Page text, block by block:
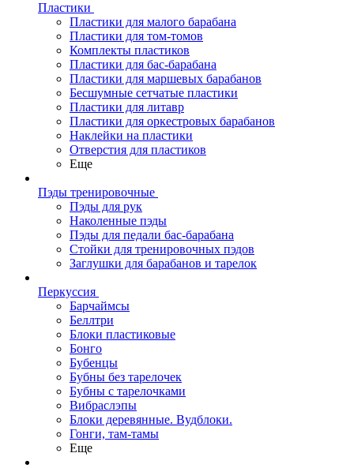
Пластики
Пластики для малого барабана
Пластики для том-томов
Комплекты пластиков
Пластики для бас-барабана
Пластики для маршевых барабанов
Бесшумные сетчатые пластики
Пластики для литавр
Пластики для оркестровых барабанов
Наклейки на пластики
Отверстия для пластиков
Еще
Пэды тренировочные
Пэды для рук
Наколенные пэды
Пэды для педали бас-барабана
Стойки для тренировочных пэдов
Заглушки для барабанов и тарелок
Перкуссия
Барчаймсы
Беллтри
Блоки пластиковые
Бонго
Бубенцы
Бубны без тарелочек
Бубны с тарелочками
Вибраслэпы
Блоки деревянные. Вудблоки.
Гонги, там-тамы
Еще